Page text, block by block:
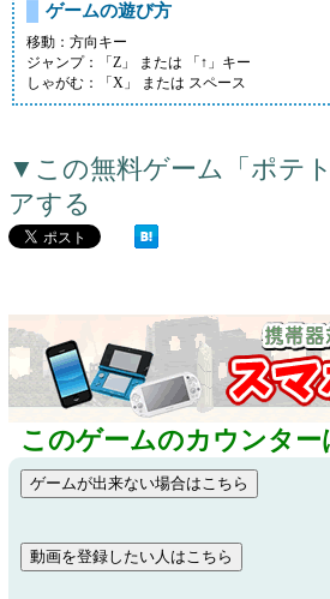
ゲームの遊び方
移動：方向キー
ジャンプ：「Z」 または 「↑」キー
しゃがむ：「X」 または スペース
▼この無料ゲーム「ポテ
アする
このゲームのカウンター